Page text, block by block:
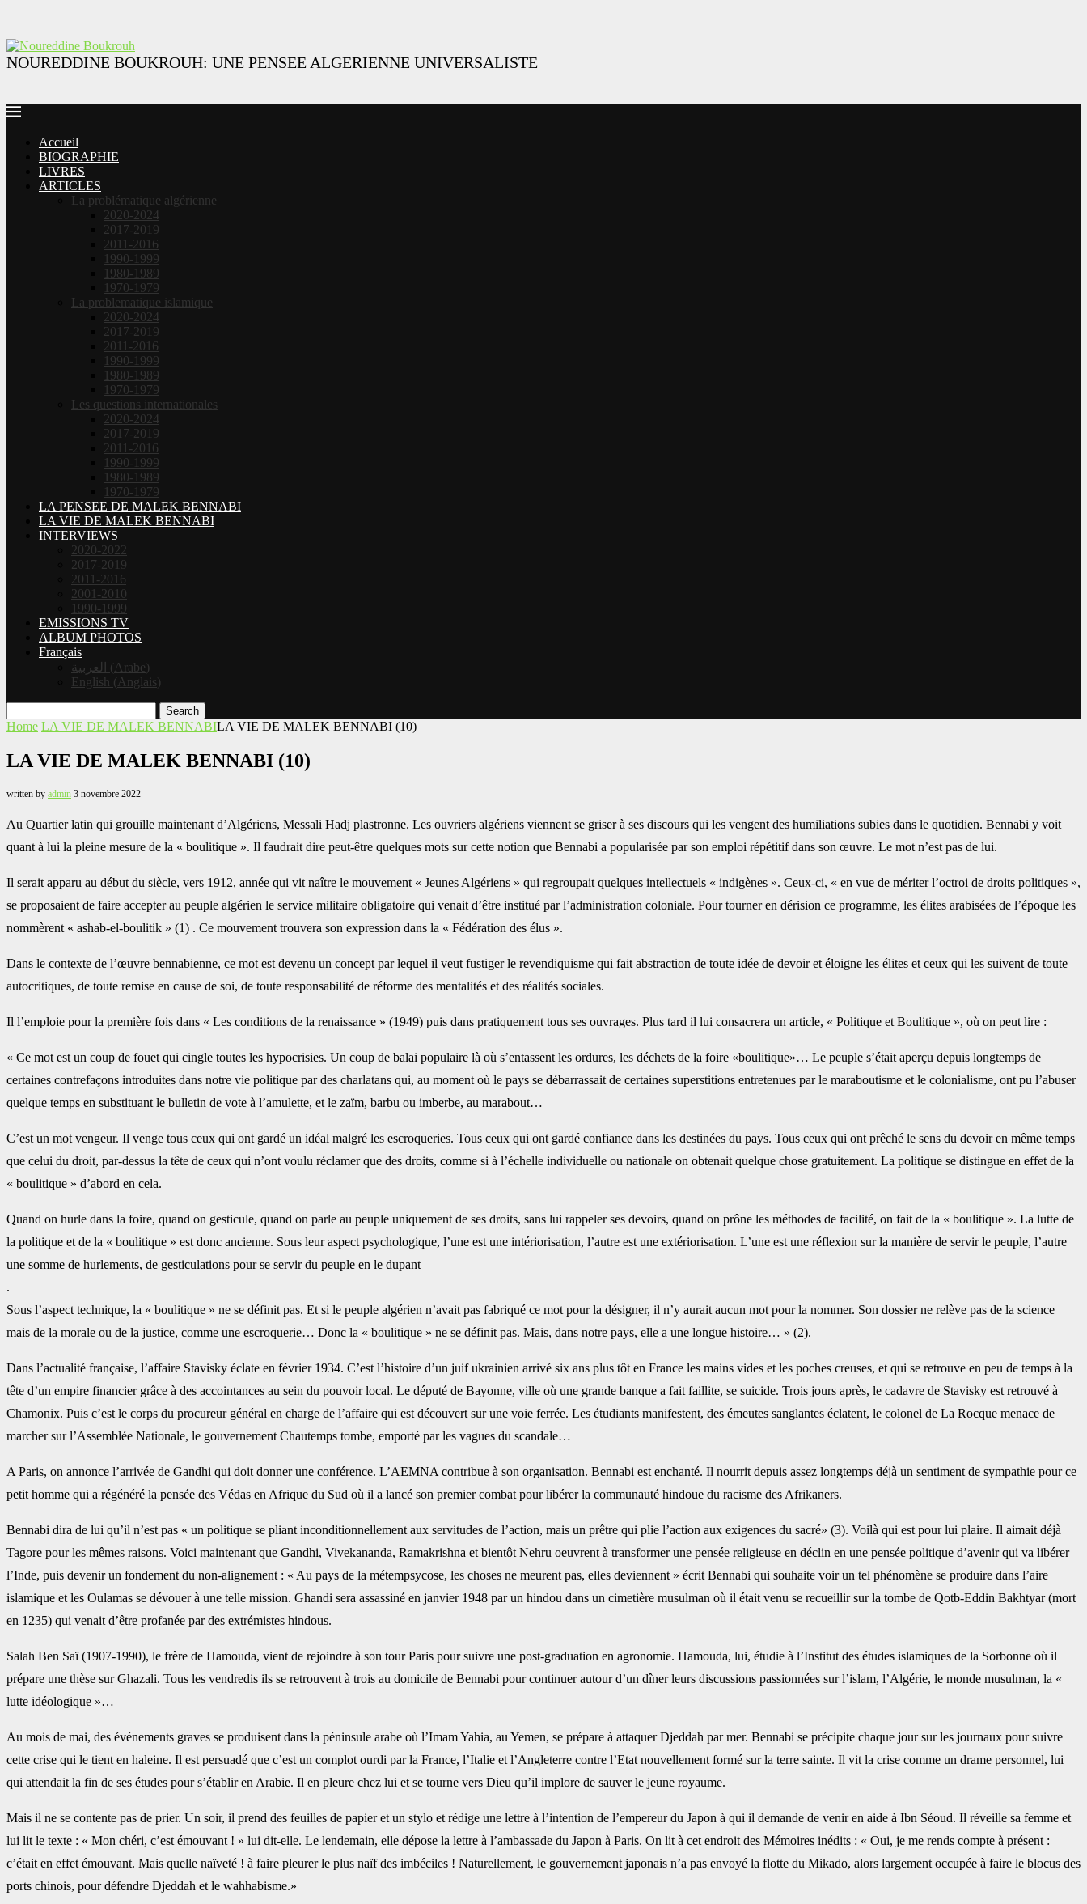
NOUREDDINE BOUKROUH: UNE PENSEE ALGERIENNE UNIVERSALISTE
Accueil
BIOGRAPHIE
LIVRES
ARTICLES
La problématique algérienne
2020-2024
2017-2019
2011-2016
1990-1999
1980-1989
1970-1979
La problematique islamique
2020-2024
2017-2019
2011-2016
1990-1999
1980-1989
1970-1979
Les questions internationales
2020-2024
2017-2019
2011-2016
1990-1999
1980-1989
1970-1979
LA PENSEE DE MALEK BENNABI
LA VIE DE MALEK BENNABI
INTERVIEWS
2020-2022
2017-2019
2011-2016
2001-2010
1990-1999
EMISSIONS TV
ALBUM PHOTOS
Français
العربية
( Arabe )
English ( Anglais )
Search
Home LA VIE DE MALEK BENNABILA VIE DE MALEK BENNABI (10)‎
LA VIE DE MALEK BENNABI (10)‎
written by admin 3 novembre 2022
Au Quartier latin qui grouille maintenant d’Algériens, Messali Hadj plastronne. Les ouvriers ‎algériens viennent se griser à ses discours qui les vengent des humiliations subies dans le ‎quotidien. Bennabi y voit
quant à lui la pleine mesure de la « boulitique ». Il faudrait dire ‎peut-être quelques mots sur cette notion que Bennabi a popularisée par son emploi répétitif ‎dans son œuvre. Le mot n’est pas de lui. ‎
Il serait apparu au début du siècle, vers 1912, année qui vit naître le mouvement « Jeunes ‎Algériens » qui regroupait quelques intellectuels « indigènes ». Ceux-ci, « en vue de mériter ‎l’octroi de droits politiques »,
se proposaient de faire accepter au peuple algérien le service ‎militaire obligatoire qui venait d’être institué par l’administration coloniale. Pour tourner en ‎dérision ce programme, les élites arabisées de l’époque les
nommèrent « ashab-el-boulitik » ‎‎(1) . Ce mouvement trouvera son expression dans la « Fédération des élus ».‎
Dans le contexte de l’œuvre bennabienne, ce mot est devenu un concept par lequel il veut ‎fustiger le revendiquisme qui fait abstraction de toute idée de devoir et éloigne les élites et ‎ceux qui les suivent de toute
autocritiques, de toute remise en cause de soi, de toute ‎responsabilité de réforme des mentalités et des réalités sociales.‎
Il l’emploie pour la première fois dans « Les conditions de la renaissance » (1949) puis dans ‎pratiquement tous ses ouvrages. Plus tard il lui consacrera un article, « Politique et ‎Boulitique », où on peut lire : ‎
‎« Ce mot est un coup de fouet qui cingle toutes les hypocrisies. Un coup de balai populaire là ‎où s’entassent les ordures, les déchets de la foire «boulitique»… Le peuple s’était aperçu ‎depuis longtemps de
certaines contrefaçons introduites dans notre vie politique par des ‎charlatans qui, au moment où le pays se débarrassait de certaines superstitions entretenues ‎par le maraboutisme et le colonialisme, ont pu l’abuser
quelque temps en substituant le ‎bulletin de vote à l’amulette, et le zaïm, barbu ou imberbe, au marabout…‎
C’est un mot vengeur. Il venge tous ceux qui ont gardé un idéal malgré les escroqueries. ‎Tous ceux qui ont gardé confiance dans les destinées du pays. Tous ceux qui ont prêché le ‎sens du devoir en même temps
que celui du droit, par-dessus la tête de ceux qui n’ont voulu ‎réclamer que des droits, comme si à l’échelle individuelle ou nationale on obtenait quelque ‎chose gratuitement. La politique se distingue en effet de la
« boulitique » d’abord en cela. ‎
Quand on hurle dans la foire, quand on gesticule, quand on parle au peuple uniquement de ‎ses droits, sans lui rappeler ses devoirs, quand on prône les méthodes de facilité, on fait de ‎la « boulitique ». La lutte de
la politique et de la « boulitique » est donc ancienne. Sous leur ‎aspect psychologique, l’une est une intériorisation, l’autre est une extériorisation. L’une est ‎une réflexion sur la manière de servir le peuple, l’autre
une somme de hurlements, de ‎gesticulations pour se servir du peuple en le dupant
‎. ‎
Sous l’aspect technique, la « boulitique » ne se définit pas. Et si le peuple algérien n’avait pas ‎fabriqué ce mot pour la désigner, il n’y aurait aucun mot pour la nommer. Son dossier ne ‎relève pas de la science
mais de la morale ou de la justice, comme une escroquerie… Donc ‎la « boulitique » ne se définit pas. Mais, dans notre pays, elle a une longue histoire… » (2).‎
Dans l’actualité française, l’affaire Stavisky éclate en février 1934. C’est l’histoire d’un juif ‎ukrainien arrivé six ans plus tôt en France les mains vides et les poches creuses, et qui se ‎retrouve en peu de temps à la
tête d’un empire financier grâce à des accointances au sein ‎du pouvoir local. Le député de Bayonne, ville où une grande banque a fait faillite, se suicide. ‎Trois jours après, le cadavre de Stavisky est retrouvé à
Chamonix. Puis c’est le corps du ‎procureur général en charge de l’affaire qui est découvert sur une voie ferrée. Les étudiants ‎manifestent, des émeutes sanglantes éclatent, le colonel de La Rocque menace de
marcher ‎sur l’Assemblée Nationale, le gouvernement Chautemps tombe, emporté par les vagues du ‎scandale… ‎
A Paris, on annonce l’arrivée de Gandhi qui doit donner une conférence. L’AEMNA contribue ‎à son organisation. Bennabi est enchanté. Il nourrit depuis assez longtemps déjà un ‎sentiment de sympathie pour ce
petit homme qui a régénéré la pensée des Védas en Afrique ‎du Sud où il a lancé son premier combat pour libérer la communauté hindoue du racisme ‎des Afrikaners. ‎
Bennabi dira de lui qu’il n’est pas « un politique se pliant inconditionnellement aux ‎servitudes de l’action, mais un prêtre qui plie l’action aux exigences du sacré» (3). Voilà qui ‎est pour lui plaire. Il aimait déjà
Tagore pour les mêmes raisons. Voici maintenant que ‎Gandhi, Vivekananda, Ramakrishna et bientôt Nehru oeuvrent à transformer une pensée ‎religieuse en déclin en une pensée politique d’avenir qui va libérer
l’Inde, puis devenir un ‎fondement du non-alignement : « Au pays de la métempsycose, les choses ne meurent pas, ‎elles deviennent » écrit Bennabi qui souhaite voir un tel phénomène se produire dans l’aire
‎islamique et les Oulamas se dévouer à une telle mission. Ghandi sera assassiné en janvier ‎‎1948 par un hindou dans un cimetière musulman où il était venu se recueillir sur la tombe ‎de Qotb-Eddin Bakhtyar (mort
en 1235) qui venait d’être profanée par des extrémistes ‎hindous.‎
Salah Ben Saï (1907-1990), le frère de Hamouda, vient de rejoindre à son tour Paris pour ‎suivre une post-graduation en agronomie. Hamouda, lui, étudie à l’Institut des études ‎islamiques de la Sorbonne où il
prépare une thèse sur Ghazali. Tous les vendredis ils se ‎retrouvent à trois au domicile de Bennabi pour continuer autour d’un dîner leurs discussions ‎passionnées sur l’islam, l’Algérie, le monde musulman, la «
lutte idéologique »… ‎
Au mois de mai, des événements graves se produisent dans la péninsule arabe où l’Imam ‎Yahia, au Yemen, se prépare à attaquer Djeddah par mer. Bennabi se précipite chaque jour ‎sur les journaux pour suivre
cette crise qui le tient en haleine. Il est persuadé que c’est un ‎complot ourdi par la France, l’Italie et l’Angleterre contre l’Etat nouvellement formé sur la ‎terre sainte. Il vit la crise comme un drame personnel, lui
qui attendait la fin de ses études ‎pour s’établir en Arabie. Il en pleure chez lui et se tourne vers Dieu qu’il implore de sauver ‎le jeune royaume. ‎
Mais il ne se contente pas de prier. Un soir, il prend des feuilles de papier et un stylo et ‎rédige une lettre à l’intention de l’empereur du Japon à qui il demande de venir en aide à ‎Ibn Séoud. Il réveille sa femme et
lui lit le texte : « Mon chéri, c’est émouvant ! » lui dit-elle. ‎Le lendemain, elle dépose la lettre à l’ambassade du Japon à Paris. On lit à cet endroit des ‎Mémoires inédits : « Oui, je me rends compte à présent :
c’était en effet émouvant. Mais ‎quelle naïveté ! à faire pleurer le plus naïf des imbéciles ! Naturellement, le gouvernement ‎japonais n’a pas envoyé la flotte du Mikado, alors largement occupée à faire le blocus des
‎ports chinois, pour défendre Djeddah et le wahhabisme.» ‎